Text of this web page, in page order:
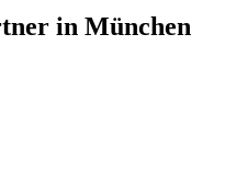
in München